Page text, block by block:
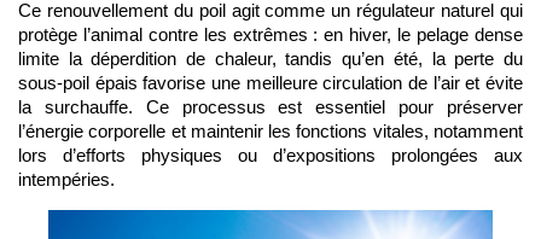
Ce renouvellement du poil agit comme un régulateur naturel qui
protège l’animal contre les extrêmes : en hiver, le pelage dense
limite la déperdition de chaleur, tandis qu’en été, la perte du
sous-poil épais favorise une meilleure circulation de l’air et évite
la surchauffe. Ce processus est essentiel pour préserver
l’énergie corporelle et maintenir les fonctions vitales, notamment
lors d’efforts physiques ou d’expositions prolongées aux
intempéries.